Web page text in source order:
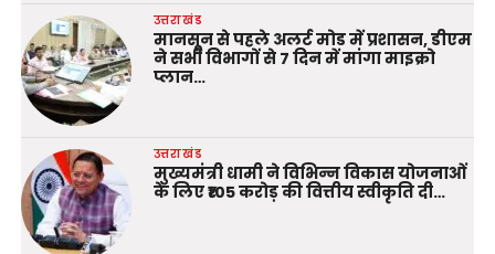
उत्तराखंड
मानसून से पहले अलर्ट मोड में प्रशासन, डीएम
ने सभी विभागों से 7 दिन में मांगा माइक्रो
प्लान…
उत्तराखंड
मुख्यमंत्री धामी ने विभिन्न विकास योजनाओं
के लिए ₹105 करोड़ की वित्तीय स्वीकृति दी…